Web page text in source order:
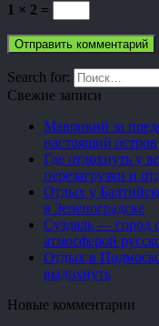
1 × 2 =
Search for:
Свежие записи
Маврикий за
настоящий остров
Где отдохнуть у
перезагрузки и
Отдых у
в Зеленоградске
Суздаль — город
атмосферой
Отдых в
выдохнуть
Новые комментарии